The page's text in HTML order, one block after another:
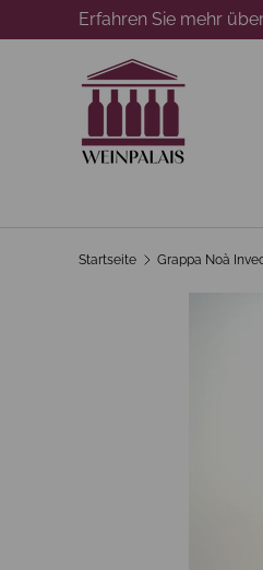
Direkt zum Inhalt
Erfahren Sie mehr
Startseite Grappa Noà